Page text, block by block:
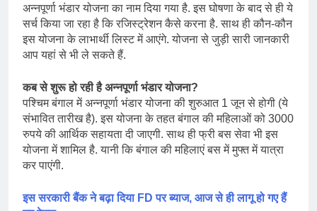
अन्नपूर्णा भंडार योजना का नाम दिया गया है. इस घोषणा के बाद से ही ये
सर्च किया जा रहा है कि रजिस्ट्रेशन कैसे करना है. साथ ही कौन-कौन
इस योजना के लाभार्थी लिस्ट में आएंगे. योजना से जुड़ी सारी जानकारी
आप यहां से भी ले सकते हैं.
कब से शुरू हो रही है अन्नपूर्णा भंडार योजना?
पश्चिम बंगाल में अन्नपूर्णा भंडार योजना की शुरुआत 1 जून से होगी (ये
संभावित तारीख है). इस योजना के तहत बंगाल की महिलाओं को 3000
रुपये की आर्थिक सहायता दी जाएगी. साथ ही फ्री बस सेवा भी इस
योजना में शामिल है. यानी कि बंगाल की महिलाएं बस में मुफ्त में यात्रा
कर पाएंगी.
इस सरकारी बैंक ने बढ़ा दिया FD पर ब्याज, आज से ही लागू हो गए हैं